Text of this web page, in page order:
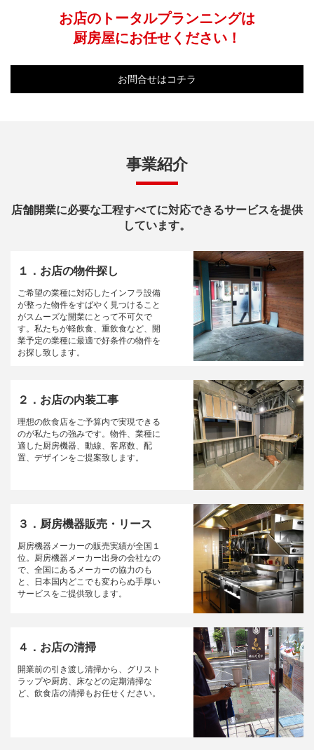
お店のトータルプランニングは
厨房屋にお任せください！
お問合せはコチラ
事業紹介
店舗開業に必要な工程すべてに対応できるサービスを提供
しています。
１．お店の物件探し
ご希望の業種に対応したインフラ設備
が整った物件をすばやく見つけること
がスムーズな開業にとって不可欠で
す。私たちが軽飲食、重飲食など、開
業予定の業種に最適で好条件の物件を
お探し致します。
２．お店の内装工事
理想の飲食店をご予算内で実現できる
のが私たちの強みです。物件、業種に
適した厨房機器、動線、客席数、配
置、デザインをご提案致します。
３．厨房機器販売・リース
厨房機器メーカーの販売実績が全国１
位。厨房機器メーカー出身の会社なの
で、全国にあるメーカーの協力のも
と、日本国内どこでも変わらぬ手厚い
サービスをご提供致します。
４．お店の清掃
開業前の引き渡し清掃から、グリスト
ラップや厨房、床などの定期清掃な
ど、飲食店の清掃もお任せください。